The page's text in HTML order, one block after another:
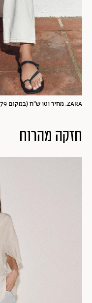
ZARA. מחיר 101 ש"ח (במקום 179 ש"ח) | צילום: יח"צ
חזקה מהרוח